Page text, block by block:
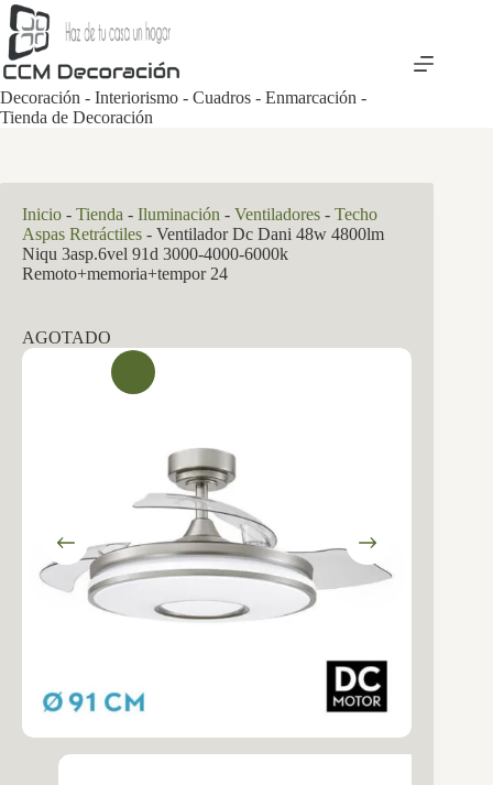
Saltar
al
contenido
Decoración - Interiorismo - Cuadros - Enmarcación -
Tienda de Decoración
Inicio - Tienda - Iluminación - Ventiladores - Techo
Aspas Retráctiles - Ventilador Dc Dani 48w 4800lm
Niqu 3asp.6vel 91d 3000-4000-6000k
Remoto+memoria+tempor 24
AGOTADO